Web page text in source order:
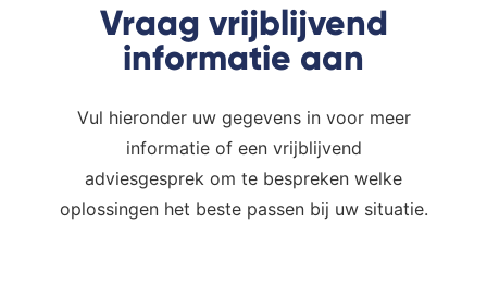
Vraag vrijblijvend
informatie aan
Vul hieronder uw gegevens in voor meer
informatie of een vrijblijvend
adviesgesprek om te bespreken welke
oplossingen het beste passen bij uw situatie.